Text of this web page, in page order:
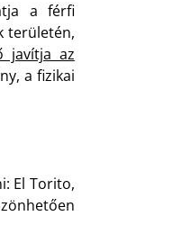
a férfi
területén,
javítja az
a fizikai
El Torito,